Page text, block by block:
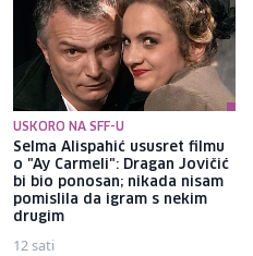
USKORO NA SFF-U
Selma Alispahić ususret filmu
o "Ay Carmeli": Dragan Jovičić
bi bio ponosan; nikada nisam
pomislila da igram s nekim
drugim
12 sati